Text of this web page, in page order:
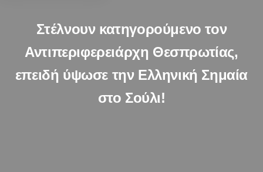
Στέλνουν κατηγορούμενο τον
Αντιπεριφερειάρχη Θεσπρωτίας,
επειδή ύψωσε την Ελληνική Σημαία
στο Σούλι!